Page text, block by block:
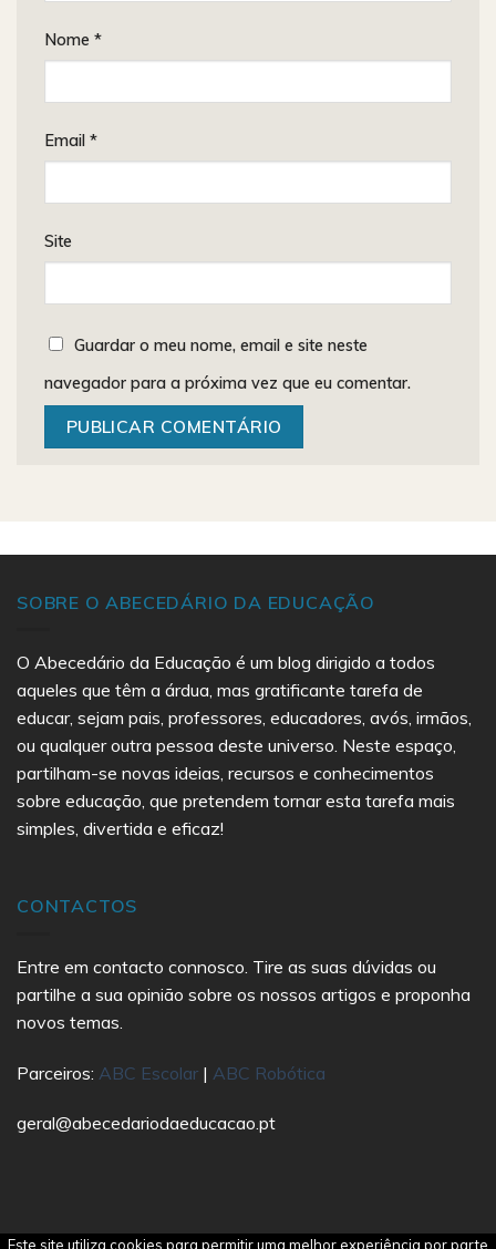
Nome *
Email *
Site
Guardar o meu nome, email e site neste
navegador para a próxima vez que eu comentar.
SOBRE O ABECEDÁRIO DA EDUCAÇÃO
O Abecedário da Educação é um blog dirigido a todos
aqueles que têm a árdua, mas gratificante tarefa de
educar, sejam pais, professores, educadores, avós, irmãos,
ou qualquer outra pessoa deste universo. Neste espaço,
partilham-se novas ideias, recursos e conhecimentos
sobre educação, que pretendem tornar esta tarefa mais
simples, divertida e eficaz!
CONTACTOS
Entre em contacto connosco. Tire as suas dúvidas ou
partilhe a sua opinião sobre os nossos artigos e proponha
novos temas.
Parceiros: ABC Escolar | ABC Robótica
geral@abecedariodaeducacao.pt
Este site utiliza cookies para permitir uma melhor experiência por parte